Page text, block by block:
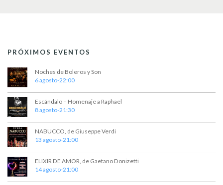
PRÓXIMOS EVENTOS
Noches de Boleros y Son
6 agosto-22:00
Escándalo – Homenaje a Raphael
8 agosto-21:30
NABUCCO, de Giuseppe Verdi
13 agosto-21:00
ELIXIR DE AMOR, de Gaetano Donizetti
14 agosto-21:00